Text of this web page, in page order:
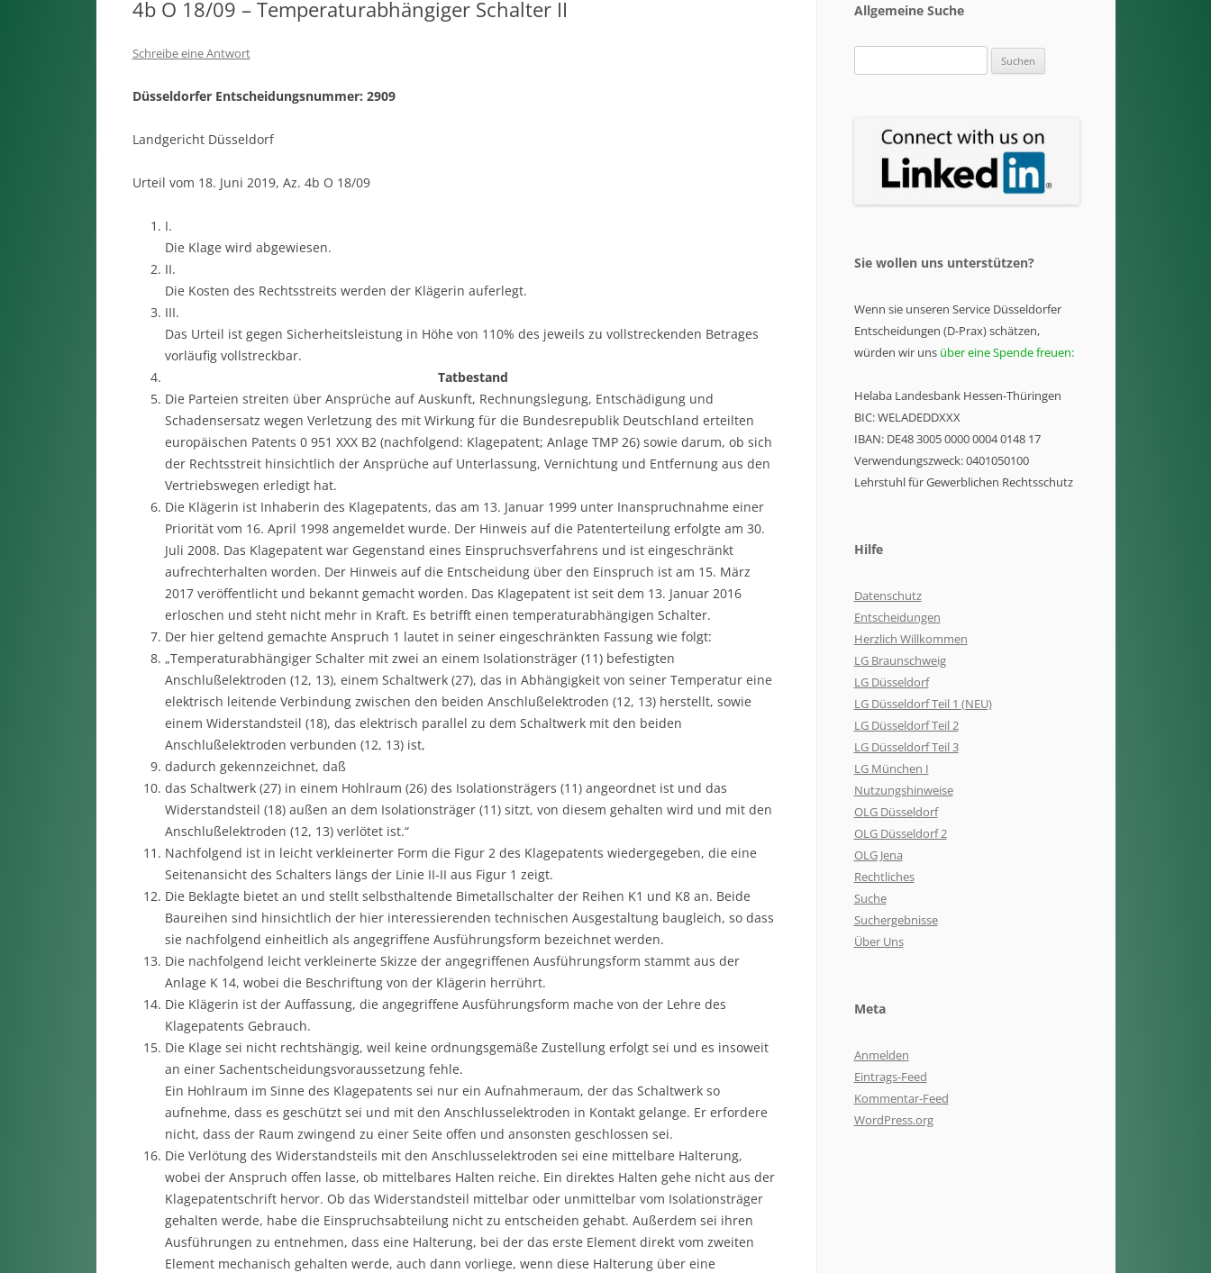
4b O 18/09 – Temperaturabhängiger Schalter II
Schreibe eine Antwort
Düsseldorfer Entscheidungsnummer: 2909
Landgericht Düsseldorf
Urteil vom 18. Juni 2019, Az. 4b O 18/09
I.
Die Klage wird abgewiesen.
II.
Die Kosten des Rechtsstreits werden der Klägerin auferlegt.
III.
Das Urteil ist gegen Sicherheitsleistung in Höhe von 110% des jeweils zu vollstreckenden Betrages
vorläufig vollstreckbar.
Tatbestand
Die Parteien streiten über Ansprüche auf Auskunft, Rechnungslegung, Entschädigung und
Schadensersatz wegen Verletzung des mit Wirkung für die Bundesrepublik Deutschland erteilten
europäischen Patents 0 951 XXX B2 (nachfolgend: Klagepatent; Anlage TMP 26) sowie darum, ob sich
der Rechtsstreit hinsichtlich der Ansprüche auf Unterlassung, Vernichtung und Entfernung aus den
Vertriebswegen erledigt hat.
Die Klägerin ist Inhaberin des Klagepatents, das am 13. Januar 1999 unter Inanspruchnahme einer
Priorität vom 16. April 1998 angemeldet wurde. Der Hinweis auf die Patenterteilung erfolgte am 30.
Juli 2008. Das Klagepatent war Gegenstand eines Einspruchsverfahrens und ist eingeschränkt
aufrechterhalten worden. Der Hinweis auf die Entscheidung über den Einspruch ist am 15. März
2017 veröffentlicht und bekannt gemacht worden. Das Klagepatent ist seit dem 13. Januar 2016
erloschen und steht nicht mehr in Kraft. Es betrifft einen temperaturabhängigen Schalter.
Der hier geltend gemachte Anspruch 1 lautet in seiner eingeschränkten Fassung wie folgt:
„Temperaturabhängiger Schalter mit zwei an einem Isolationsträger (11) befestigten
Anschlußelektroden (12, 13), einem Schaltwerk (27), das in Abhängigkeit von seiner Temperatur eine
elektrisch leitende Verbindung zwischen den beiden Anschlußelektroden (12, 13) herstellt, sowie
einem Widerstandsteil (18), das elektrisch parallel zu dem Schaltwerk mit den beiden
Anschlußelektroden verbunden (12, 13) ist,
dadurch gekennzeichnet, daß
das Schaltwerk (27) in einem Hohlraum (26) des Isolationsträgers (11) angeordnet ist und das
Widerstandsteil (18) außen an dem Isolationsträger (11) sitzt, von diesem gehalten wird und mit den
Anschlußelektroden (12, 13) verlötet ist.“
Nachfolgend ist in leicht verkleinerter Form die Figur 2 des Klagepatents wiedergegeben, die eine
Seitenansicht des Schalters längs der Linie II-II aus Figur 1 zeigt.
Die Beklagte bietet an und stellt selbsthaltende Bimetallschalter der Reihen K1 und K8 an. Beide
Baureihen sind hinsichtlich der hier interessierenden technischen Ausgestaltung baugleich, so dass
sie nachfolgend einheitlich als angegriffene Ausführungsform bezeichnet werden.
Die nachfolgend leicht verkleinerte Skizze der angegriffenen Ausführungsform stammt aus der
Anlage K 14, wobei die Beschriftung von der Klägerin herrührt.
Die Klägerin ist der Auffassung, die angegriffene Ausführungsform mache von der Lehre des
Klagepatents Gebrauch.
Die Klage sei nicht rechtshängig, weil keine ordnungsgemäße Zustellung erfolgt sei und es insoweit
an einer Sachentscheidungsvoraussetzung fehle.
Ein Hohlraum im Sinne des Klagepatents sei nur ein Aufnahmeraum, der das Schaltwerk so
aufnehme, dass es geschützt sei und mit den Anschlusselektroden in Kontakt gelange. Er erfordere
nicht, dass der Raum zwingend zu einer Seite offen und ansonsten geschlossen sei.
Die Verlötung des Widerstandsteils mit den Anschlusselektroden sei eine mittelbare Halterung,
wobei der Anspruch offen lasse, ob mittelbares Halten reiche. Ein direktes Halten gehe nicht aus der
Klagepatentschrift hervor. Ob das Widerstandsteil mittelbar oder unmittelbar vom Isolationsträger
gehalten werde, habe die Einspruchsabteilung nicht zu entscheiden gehabt. Außerdem sei ihren
Ausführungen zu entnehmen, dass eine Halterung, bei der das erste Element direkt vom zweiten
Element mechanisch gehalten werde, auch dann vorliege, wenn diese Halterung über eine
Allgemeine Suche
nach:
Sie wollen uns unterstützen?
Wenn sie unseren Service Düsseldorfer
Entscheidungen (D-Prax) schätzen,
würden wir uns über eine Spende freuen:
Helaba Landesbank Hessen-Thüringen
BIC: WELADEDDXXX
IBAN: DE48 3005 0000 0004 0148 17
Verwendungszweck: 0401050100
Lehrstuhl für Gewerblichen Rechtsschutz
Hilfe
Datenschutz
Entscheidungen
Herzlich Willkommen
LG Braunschweig
LG Düsseldorf
LG Düsseldorf Teil 1 (NEU)
LG Düsseldorf Teil 2
LG Düsseldorf Teil 3
LG München I
Nutzungshinweise
OLG Düsseldorf
OLG Düsseldorf 2
OLG Jena
Rechtliches
Suche
Suchergebnisse
Über Uns
Meta
Anmelden
Eintrags-Feed
Kommentar-Feed
WordPress.org